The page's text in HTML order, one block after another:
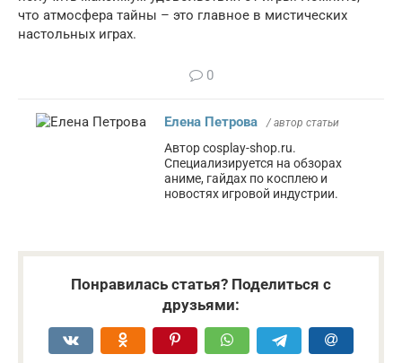
что атмосфера тайны – это главное в мистических
настольных играх.
0
Елена Петрова / автор статьи
Автор cosplay-shop.ru.
Специализируется на обзорах
аниме, гайдах по косплею и
новостях игровой индустрии.
Понравилась статья? Поделиться с
друзьями: